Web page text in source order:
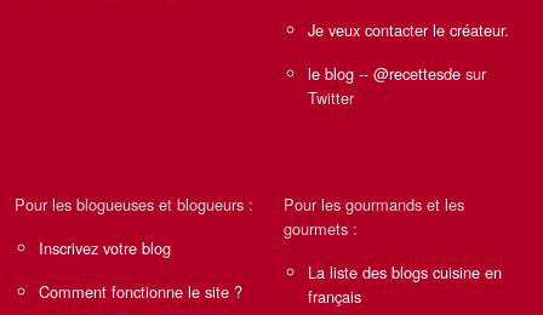
Je veux contacter le créateur.
le blog -- @recettesde sur
Twitter
Pour les blogueuses et blogueurs :
Inscrivez votre blog
Comment fonctionne le site ?
Pour les gourmands et les
gourmets :
La liste des blogs cuisine en
français